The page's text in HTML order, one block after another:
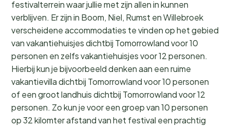
festivalterrein waar jullie met zijn allen in kunnen
verblijven. Er zijn in Boom, Niel, Rumst en Willebroek
verscheidene accommodaties te vinden op het gebied
van vakantiehuisjes dichtbij Tomorrowland voor 10
personen en zelfs vakantiehuisjes voor 12 personen.
Hierbij kun je bijvoorbeeld denken aan een ruime
vakantievilla dichtbij Tomorrowland voor 10 personen
of een groot landhuis dichtbij Tomorrowland voor 12
personen. Zo kun je voor een groep van 10 personen
op 32 kilomter afstand van het festival een prachtig